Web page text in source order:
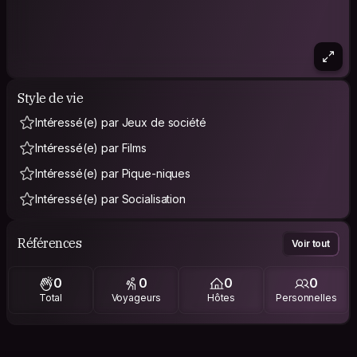
Style de vie
Intéressé(e) par Jeux de société
Intéressé(e) par Films
Intéressé(e) par Pique-niques
Intéressé(e) par Socialisation
Références Voir tout
0
Total
0
Voyageurs
0
Hôtes
0
Personnelles